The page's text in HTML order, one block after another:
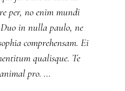
per, no enim mundi
Duo in nulla paulo, ne
comprehensam. Ei
qualisque. Te
pro.